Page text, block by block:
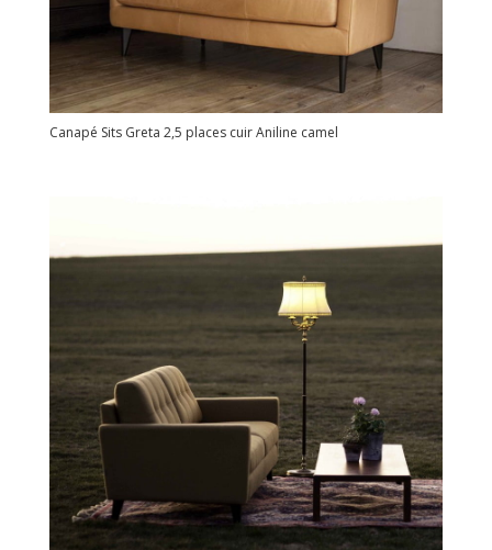
Canapé Sits Greta 2,5 places cuir Aniline camel